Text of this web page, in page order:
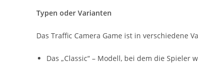
Typen oder Varianten
Das Traffic Camera Game ist in verschiedene
Das „Classic“ – Modell, bei dem die